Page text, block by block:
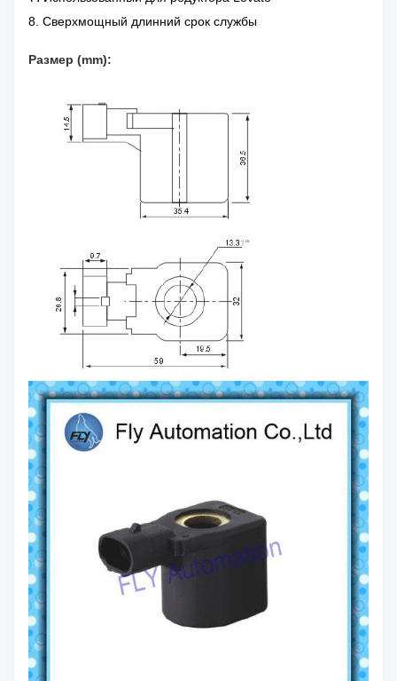
8. Сверхмощный длинний срок службы
Размер (mm):